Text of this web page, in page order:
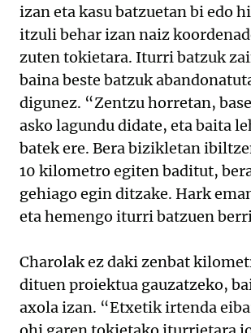
izan eta kasu batzuetan bi edo
itzuli behar izan naiz
zuten tokietara. Iturri batzuk
baina beste batzuk
digunez. “Zentzu horretan,
asko lagundu didate, eta baita
batek ere. Bera bizikletan
10 kilometro egiten baditut,
gehiago egin ditzake. Hark
eta hemengo iturri batzuen
Charolak ez daki zenbat
dituen proiektua gauzatzeko,
axola izan. “Etxetik irtenda